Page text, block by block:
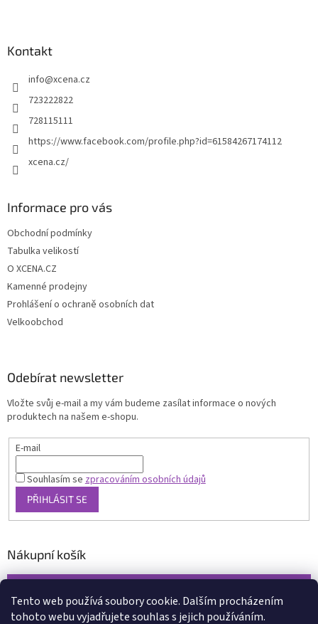
Tento web používá soubory cookie. Dalším procházením
tohoto webu vyjadřujete souhlas s jejich používáním.
Kontakt
info@xcena.cz
723222822
728115111
https://www.facebook.com/profile.php?id=61584267174112
xcena.cz/
Informace pro vás
Obchodní podmínky
Tabulka velikostí
O XCENA.CZ
Kamenné prodejny
Prohlášení o ochraně osobních dat
Velkoobchod
Odebírat newsletter
Vložte svůj e-mail a my vám budeme zasílat informace o nových
produktech na našem e-shopu.
E-mail
Souhlasím sezpracováním osobních údajů
PŘIHLÁSIT SE
Nákupní košík